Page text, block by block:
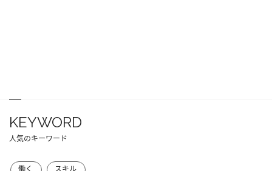
KEYWORD
人気のキーワード
働く スキル